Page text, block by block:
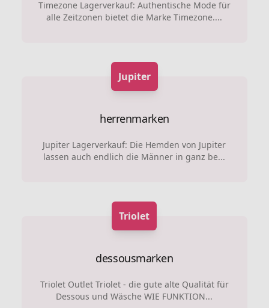
Timezone Lagerverkauf: Authentische Mode für
alle Zeitzonen bietet die Marke Timezone....
Jupiter
herrenmarken
Jupiter Lagerverkauf: Die Hemden von Jupiter
lassen auch endlich die Männer in ganz be...
Triolet
dessousmarken
Triolet Outlet Triolet - die gute alte Qualität für
Dessous und Wäsche WIE FUNKTION...